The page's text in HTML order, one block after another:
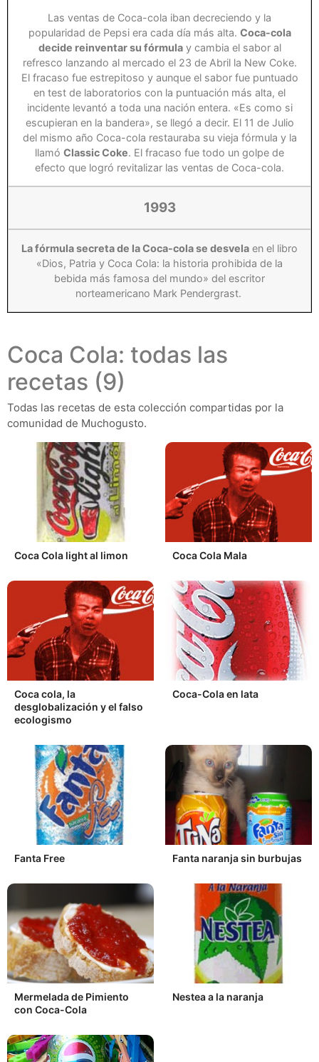
Las ventas de Coca-cola iban decreciendo y la
popularidad de Pepsi era cada día más alta. Coca-cola
decide reinventar su fórmulay cambia el sabor al
refresco lanzando al mercado el 23 de Abril la New Coke.
El fracaso fue estrepitoso y aunque el sabor fue puntuado
en test de laboratorios con la puntuación más alta, el
incidente levantó a toda una nación entera. «Es como si
escupieran en la bandera», se llegó a decir. El 11 de Julio
del mismo año Coca-cola restauraba su vieja fórmula y la
llamó Classic Coke. El fracaso fue todo un golpe de
efecto que logró revitalizar las ventas de Coca-cola.
1993
La fórmula secreta de la Coca-cola se desvela en el libro
«Dios, Patria y Coca Cola: la historia prohibida de la
bebida más famosa del mundo» del escritor
norteamericano Mark Pendergrast.
Coca Cola: todas las
recetas (9)
Todas las recetas de esta colección compartidas por la
comunidad de Muchogusto.
Coca Cola light al limon Coca Cola Mala
Coca cola, la
desglobalización y el falso
ecologismo
Coca-Cola en lata
Fanta Free Fanta naranja sin burbujas
Mermelada de Pimiento
con Coca-Cola
Nestea a la naranja